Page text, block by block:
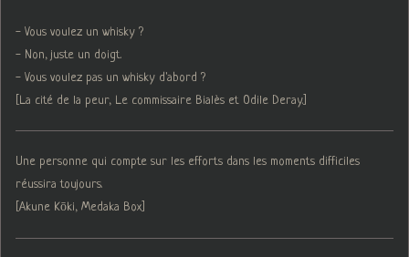
- Vous voulez un whisky ?
- Non, juste un doigt.
- Vous voulez pas un whisky d'abord ?
[La cité de la peur, Le commissaire Bialès et Odile Deray.]
Une personne qui compte sur les efforts dans les moments difficiles
réussira toujours.
[Akune Kōki, Medaka Box]